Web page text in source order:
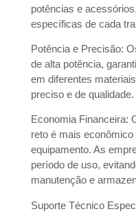
potências e
específicas de cada
Potência e Precisão:
de alta potência,
em diferentes
preciso e de qualidade.
Economia Financeira:
reto é mais
equipamento. As
período de uso,
manutenção e
Suporte Técnico